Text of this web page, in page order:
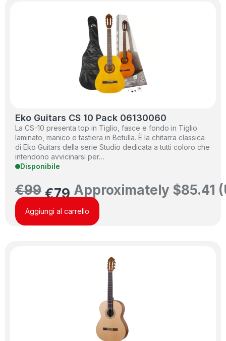
Eko Guitars CS 10 Pack 06130060
La CS-10 presenta top in Tiglio, fasce e fondo in Tiglio
laminato, manico e tastiera in Betulla. È la chitarra classica
di Eko Guitars della serie Studio dedicata a tutti coloro che
intendono avvicinarsi per…
Disponibile
€99 €79 Approximately $85.41
Aggiungi al carrello